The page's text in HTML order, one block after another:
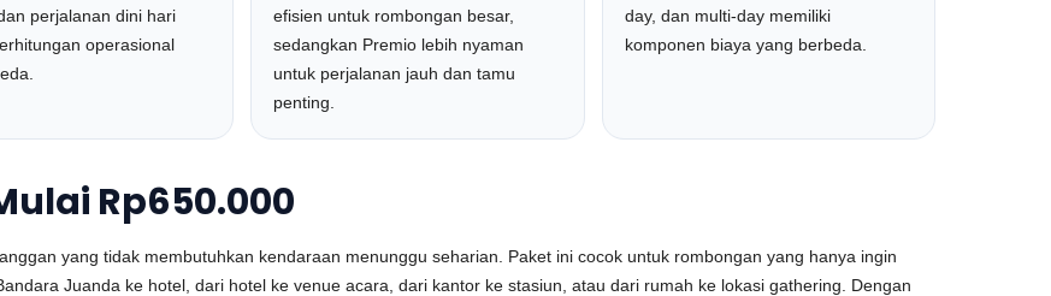
perjalanan dini hari
operasional
efisien untuk rombongan besar,
sedangkan Premio lebih nyaman
untuk perjalanan jauh dan tamu
penting.
day, dan multi-day memiliki
komponen biaya yang berbeda.
Rp650.000
yang tidak membutuhkan kendaraan menunggu seharian. Paket ini cocok untuk rombongan yang hanya ingin
Juanda ke hotel, dari hotel ke venue acara, dari kantor ke stasiun, atau dari rumah ke lokasi gathering. Dengan